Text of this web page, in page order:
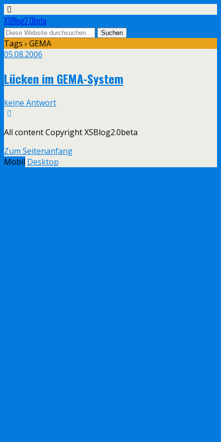
XSBlog2.0beta
Tags › GEMA
05.08.2006
Lücken im GEMA-System
keine Antwort
All content Copyright XSBlog2.0beta
Zum Seitenanfang
Mobil Desktop